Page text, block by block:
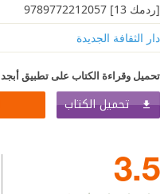
[ردمك 13] 9789772212057
دار الثقافة الجديدة
تحميل وقراءة الكتاب على تطبيق أبجد
تحميل الكتاب
3.5